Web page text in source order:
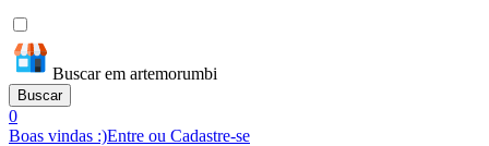
Buscar em artemorumbi
Buscar
0
Boas vindas :)Entre ou Cadastre-se